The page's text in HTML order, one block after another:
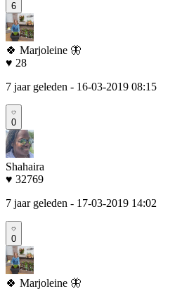
6
🍀 Marjoleine 🦋
♥ 28
7 jaar geleden - 16-03-2019 08:15
0
Shahaira
♥ 32769
7 jaar geleden - 17-03-2019 14:02
0
🍀 Marjoleine 🦋